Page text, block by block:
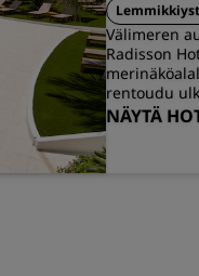
Välimeren
Radisson
rentoudu
NÄYTÄ